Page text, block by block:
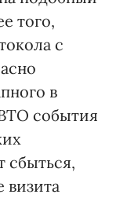
того,
с
в
события
сбыться,
визита